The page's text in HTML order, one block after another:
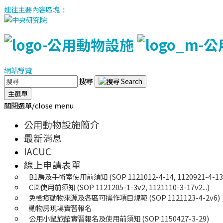
連往主要內容區塊:::
網站導覽
搜尋
主選單
關閉選單/close menu
公用動物設施簡介
最新消息
IACUC
線上申請表單
B1房及手術室使用前須知 (SOP 1121012-4-14, 1120921-4-
C區使用前須知 (SOP 1121205-1-3v2, 1121110-3-17v2...)
免檢疫動物來源及各區可操作項目規範 (SOP 1121123-4-2v6)
動物房現場實習報名
公用小鼠旅館實習報名及使用前須知 (SOP 1150427-3-29)